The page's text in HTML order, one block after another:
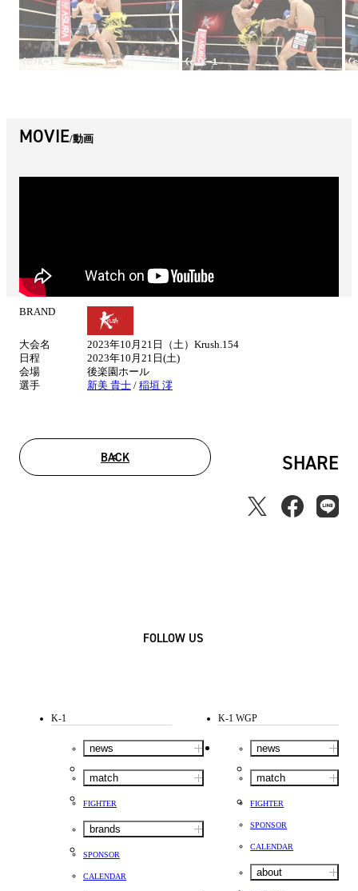
MOVIE 動画
BRAND
大会名
2023年10月21日（土）Krush.154
日程
2023年10月21日(土)
会場
後楽園ホール
選手
新美 貴士 / 稲垣 澪
BACK SHARE
FOLLOW US
K-1
news
match
FIGHTER
brands
SPONSOR
CALENDAR
K-1 WGP
news
match
FIGHTER
SPONSOR
CALENDAR
about